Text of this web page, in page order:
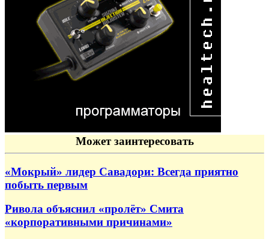
Может заинтересовать
«Мокрый» лидер Савадори: Всегда приятно
побыть первым
Ривола объяснил «пролёт» Смита
«корпоративными причинами»